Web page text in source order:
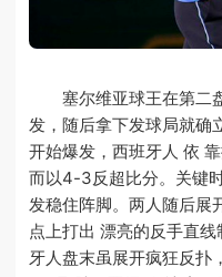
塞尔维亚球王在第二
发，随后拿下发球局就确
开始爆发，西班牙人 依
而以4-3反超比分。关键
发稳住阵脚。两人随后展
点上打出 漂亮的反手直
牙人盘末虽展开疯狂反扑